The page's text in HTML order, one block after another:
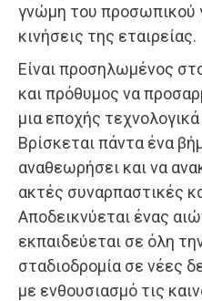
γνώμη του προσωπικού
κινήσεις της εταιρείας.
Είναι προσηλωμένος
και πρόθυμος να
μια εποχής
Βρίσκεται πάντα ένα
αναθεωρήσει και να
ακτές συναρπαστικές
Αποδεικνύεται ένας
εκπαιδεύεται σε όλη
σταδιοδρομία σε νέες
με ενθουσιασμό τις